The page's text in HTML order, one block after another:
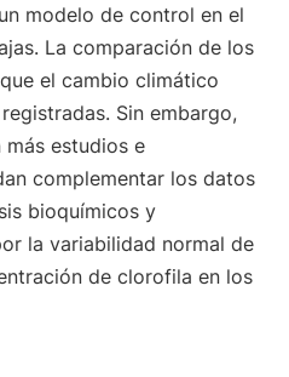
modelo de control en el
La comparación de los
el cambio climático
Sin embargo,
estudios e
complementar los datos
bioquímicos y
la variabilidad normal de
de clorofila en los